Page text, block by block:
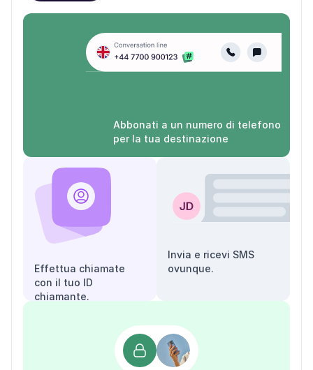
Abbonati a un numero di telefono
per la tua destinazione
Effettua chiamate
con il tuo ID
chiamante.
Invia e ricevi SMS
ovunque.